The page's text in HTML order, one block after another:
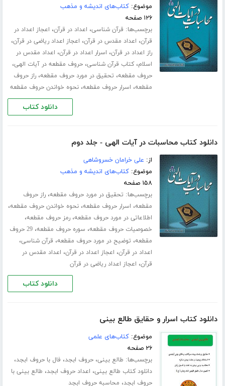
موضوع:کتاب‌های اندیشه و مذهب
۱۲۶ صفحه
برچسب‌ها: قرآن شناسی، اعداد در قرآن، اعجاز اعداد در
قرآن، اعداد مقدس در قرآن، اعجاز اعداد ریاضی در قرآن،
راز اعداد در قرآن، اسرار اعداد در قرآن، اعداد مقدس در
اسلام،کتاب قرآن شناسی،حروف مقطعه در آیات الهی،
حروف مقطعه، تحقیق در مورد حروف مقطعه،راز حروف
مقطعه، اسرار حروف مقطعه،نحوه خواندن حروف مقطعه
دانلود کتاب
دانلود کتاب محاسبات در آیات الهی - جلد دوم
از: علی خرامان خسروشاهی
موضوع:کتاب‌های اندیشه و مذهب
۱۵۸ صفحه
برچسب‌ها: تحقیق در مورد حروف مقطعه،راز حروف
مقطعه، اسرار حروف مقطعه،نحوه خواندن حروف مقطعه،
اطلاعاتی در مورد حروف مقطعه،رمز حروف مقطعه،
خصوصیات حروف مقطعه، سوره حروف مقطعه،
29 حروف
مقطعه، توضیح در مورد حروف مقطعه، قرآن شناسی،
اعداد در قرآن، اعجاز اعداد در قرآن، اعداد مقدس در
قرآن، اعجاز اعداد ریاضی در قرآن
دانلود کتاب
دانلود کتاب اسرار و حقایق طالع بینی
موضوع:کتاب‌های علمی
۲۶ صفحه
برچسب‌ها: طالع بینی،حروف ابجد، فال با حروف ابجد،
دانلود کتاب طالع بینی، اعداد حروف ابجد، طالع بینی با
حروف ابجد، محاسبه حروف ابجد